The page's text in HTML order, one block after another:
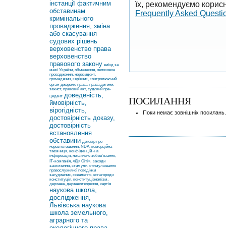
інстанції фактичним
обставинам
кримінального
провадження, зміна
або скасування
судових рішень
верховенство права
верховенство
правового закону виїзд за
межі України, обмеження, непозовне
провадження, нерезидент,
громадянин, керівник, контролюючий
орган джерело права, права дитини,
захист, правовий акт, судовий пре-
цедент доведеність,
ймовірність,
вірогідність,
достовірність доказу,
достовірність
встановлення
обставини договір про
нерозголошення, NDA, комерційна
таємниця, конфіденцій¬на
інформація, негативне зобов’язання,
ІТ-компанія, «Дія Сіті». заходи
заохочення, стимули, стимулювання
правослухняної поведінки
засуджених, схвалення, винагороди
конституція, конституціоналізм,
держава, державотворення, хартія
наукова школа,
дослідження,
Львівська наукова
школа земельного,
аграрного та
їх, рекомендуємо
Frequently Asked
ПОСИЛАННЯ
Поки немає зовнішніх посилань.